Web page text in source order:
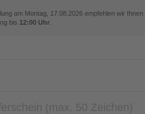
am Montag, 17.08.2026 empfehlen wir
bis 12:00 Uhr